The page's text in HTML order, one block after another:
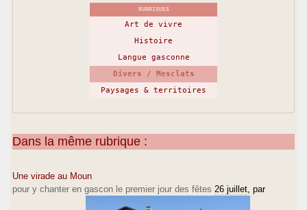
RUBRIQUES
Art de vivre
Histoire
Langue gasconne
Divers / Mesclats
Paysages & territoires
Dans la même rubrique :
Une virade au Moun
pour y chanter en gascon le premier jour des fêtes 26 juillet , par